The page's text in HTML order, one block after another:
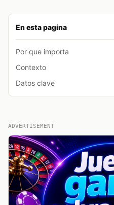
En esta pagina
Por que importa
Contexto
Datos clave
ADVERTISEMENT